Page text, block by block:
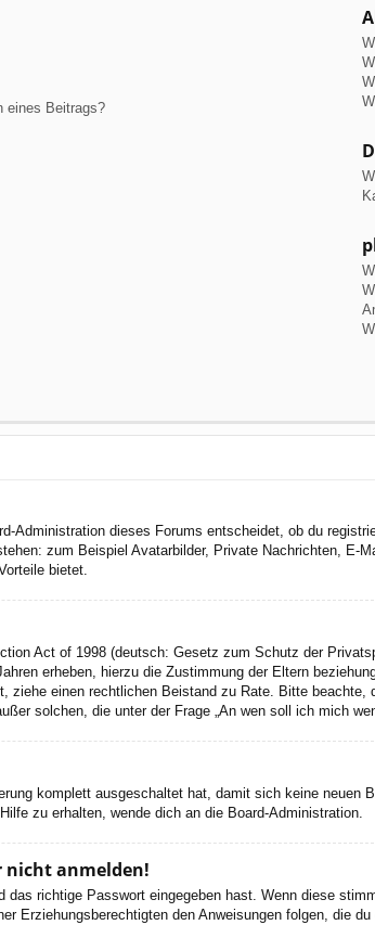
eines Beitrags?
Administration dieses Forums entscheidet, ob du
zum Beispiel Avatarbilder, Private Nachrichten, E-
bietet.
Act of 1998 (deutsch: Gesetz zum Schutz der
erheben, hierzu die Zustimmung der Eltern
einen rechtlichen Beistand zu Rate. Bitte
solchen, die unter der Frage „An wen soll ich mich
komplett ausgeschaltet hat, damit sich keine
zu erhalten, wende dich an die Board-Administration.
nicht anmelden!
das richtige Passwort eingegeben hast. Wenn diese
Erziehungsberechtigten den Anweisungen folgen,